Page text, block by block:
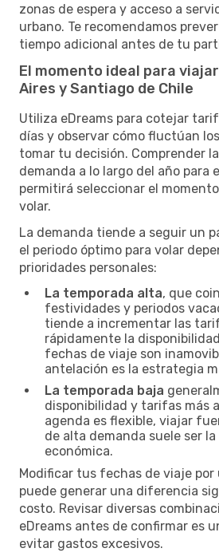
zonas de espera y acceso a
urbano. Te recomendamos
tiempo adicional antes de tu
El momento ideal para
Aires y Santiago de Chile
Utiliza eDreams para cotejar
días y observar cómo fluctúan
tomar tu decisión. Comprender
demanda a lo largo del año para
permitirá seleccionar el
volar.
La demanda tiende a seguir un
el periodo óptimo para volar
prioridades personales:
La temporada alta, que
festividades y periodos
tiende a incrementar las
rápidamente la
fechas de viaje son
antelación es la estrategia
La temporada baja
disponibilidad y tarifas más
agenda es flexible, viajar
de alta demanda suele ser
económica.
Modificar tus fechas de viaje por
puede generar una diferencia
costo. Revisar diversas
eDreams antes de confirmar es
evitar gastos excesivos.